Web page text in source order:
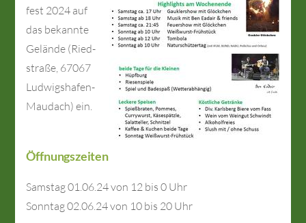
fest 2024 auf
das be­kan­nte
Ge­län­de (Ried­
straße, 67067
Lud­wigs­ha­fen-
Mau­dach) ein.
Öffnungszeiten
Samstag 01.06.24 von 12 bis 0 Uhr
Sonntag 02.06.24 von 10 bis 20 Uhr